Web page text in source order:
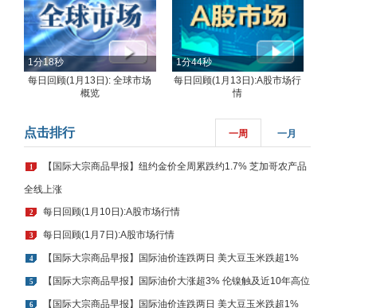
1分18秒
每日回顾(1月13日): 全球市场
概览
1分44秒
每日回顾(1月13日):A股市场行
情
点击排行 一周 一月
1 【国际大宗商品早报】纽约金价全周累跌约1.7% 芝加哥农产品
全线上涨
2 每日回顾(1月10日):A股市场行情
3 每日回顾(1月7日):A股市场行情
4 【国际大宗商品早报】国际油价连跌两日 美大豆玉米跌超1%
5 【国际大宗商品早报】国际油价大涨超3% 伦镍触及近10年高位
6 【国际大宗商品早报】国际油价连跌两日 美大豆玉米跌超1%